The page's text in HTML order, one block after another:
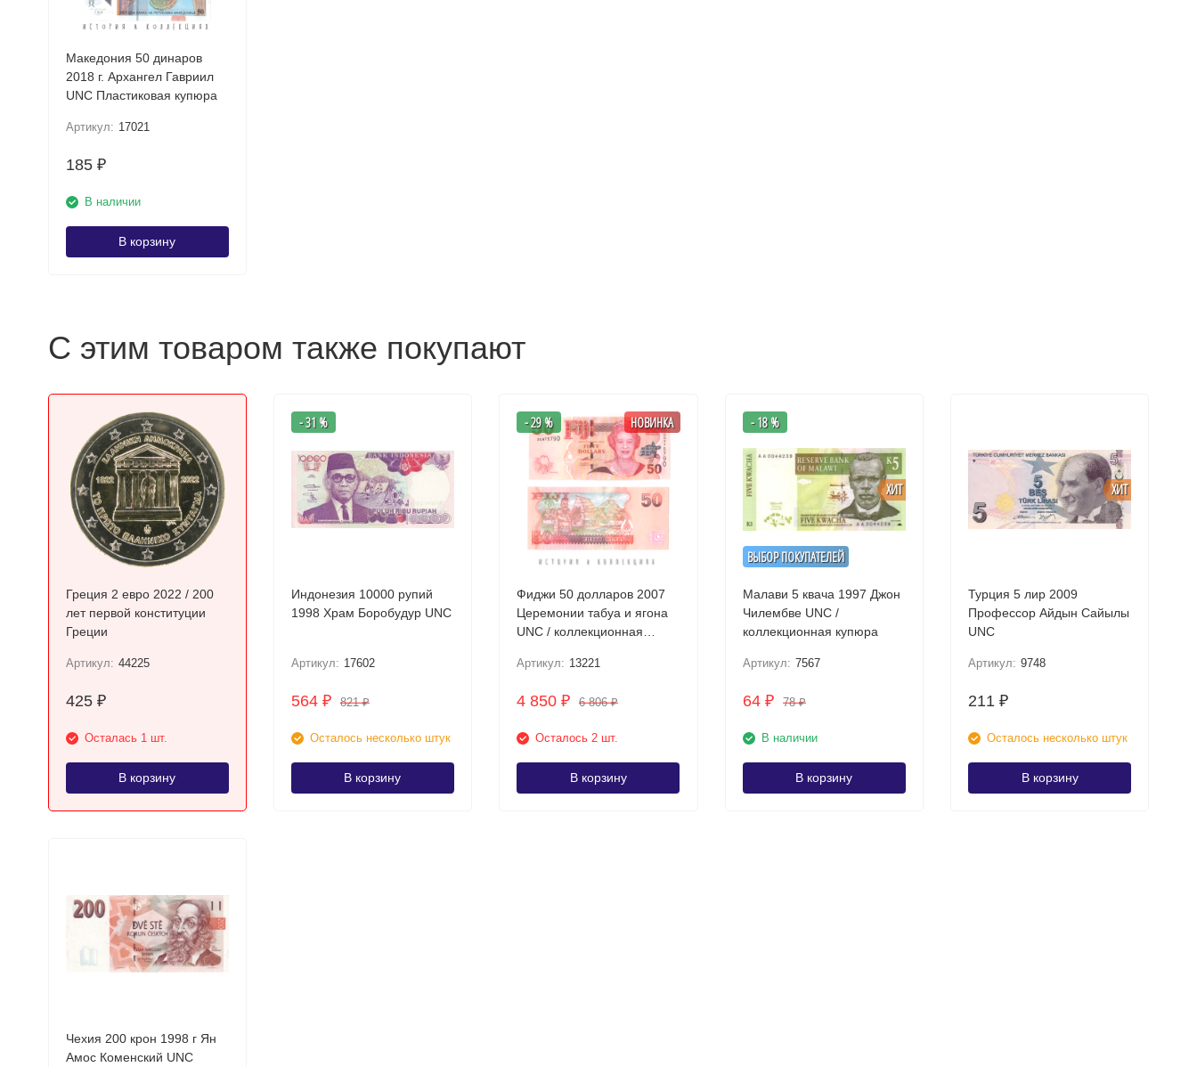
Македония 50 динаров
2018 г. Архангел Гавриил
UNC Пластиковая купюра
Артикул: 17021
185 ₽
В наличии
В корзину
С этим товаром также покупают
Греция 2 евро 2022 / 200
лет первой конституции
Греции
Артикул: 44225
425 ₽
Осталась 1 шт.
В корзину
- 31 %
Индонезия 10000 рупий
1998 Храм Боробудур UNC
Артикул: 17602
564 ₽ 821₽
Осталось несколько штук
В корзину
- 29 % НОВИНКА
Фиджи 50 долларов 2007
Церемонии табуа и ягона
UNC / коллекционная
Артикул: 13221
4 850₽ 6 806₽
Осталось 2 шт.
В корзину
ВЫБОР ПОКУПАТЕЛЕЙ
ХИТ
- 18 %
Малави 5 квача 1997 Джон
Чилембве UNC /
коллекционная купюра
Артикул: 7567
64 ₽ 78₽
В наличии
В корзину
ХИТ
Турция 5 лир 2009
Профессор Айдын Сайылы
UNC
Артикул: 9748
211₽
Осталось несколько штук
В корзину
Чехия 200 крон 1998 г Ян
Амос Коменский UNC